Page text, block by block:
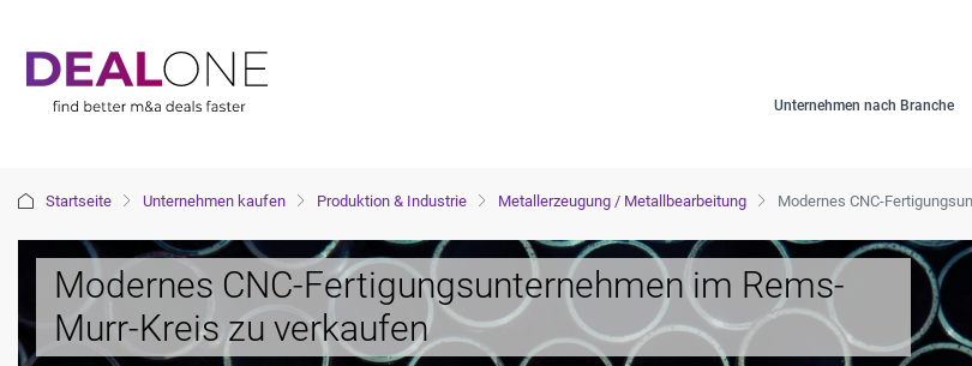
Unternehmen nach Branche
Startseite Unternehmen kaufen Produktion & Industrie Metallerzeugung / Metallbearbeitung Modernes CNC-
Modernes CNC-Fertigungsunternehmen im Rems-
Murr-Kreis zu verkaufen